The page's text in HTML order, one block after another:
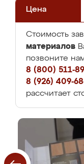
Цена
Стоимость
материалов
позвоните
8 (800) 511-
8 (926) 409-
рассчитает